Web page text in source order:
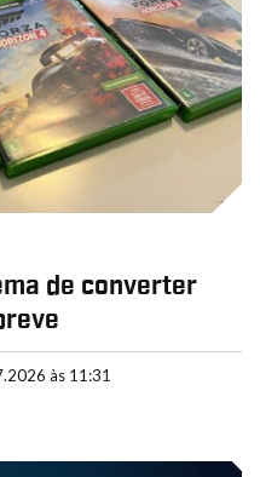
de converter
às 11:31